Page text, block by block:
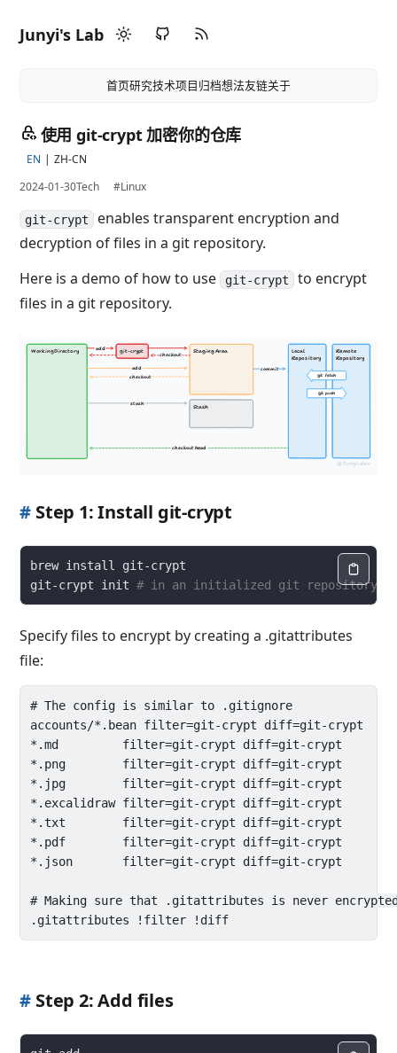
Junyi's Lab
首页研究技术项目归档想法友链关于
使用 git-crypt 加密你的仓库
EN
ZH-CN
2024-01-30Tech #Linux
git-crypt
enables transparent encryption and
decryption of files in a git repository.
Here is a demo of how to use git-crypt
to encrypt
files in a git repository.
# Step 1: Install git-crypt
git-crypt init # in an initialized git repository
Specify files to encrypt by creating a .gitattributes
file:
# The config is similar to .gitignore
accounts/*.bean filter=git-crypt diff=git-crypt
*.md         filter=git-crypt diff=git-crypt
*.png        filter=git-crypt diff=git-crypt
*.jpg        filter=git-crypt diff=git-crypt
*.excalidraw filter=git-crypt diff=git-crypt
*.txt        filter=git-crypt diff=git-crypt
*.pdf        filter=git-crypt diff=git-crypt
*.json       filter=git-crypt diff=git-crypt
# Making sure that .gitattributes is never encrypted.
# Step 2: Add files